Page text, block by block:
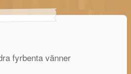
fyrbenta vänner